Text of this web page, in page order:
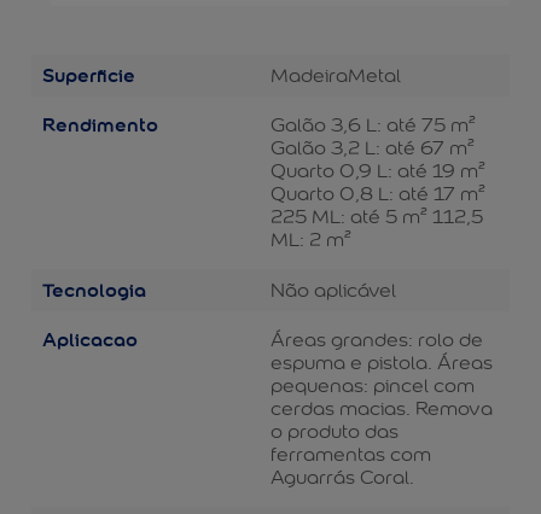
Superficie MadeiraMetal
Rendimento
Galão 3,6 L: até 75 m²
Galão 3,2 L: até 67 m²
Quarto 0,9 L: até 19 m²
Quarto 0,8 L: até 17 m²
225 ML: até 5 m² 112,5
ML: 2 m²
Tecnologia Não aplicável
Aplicacao
Áreas grandes: rolo de
espuma e pistola. Áreas
pequenas: pincel com
cerdas macias. Remova
o produto das
ferramentas com
Aguarrás Coral.